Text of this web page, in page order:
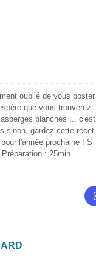
oublié de vous poster
que vous trouverez
blanches ... c'est
sinon, gardez cette recet
l'année prochaine ! S
: 25min...